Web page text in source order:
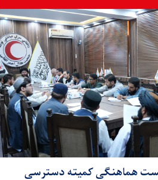
هماهنگی کمیته دسترسی